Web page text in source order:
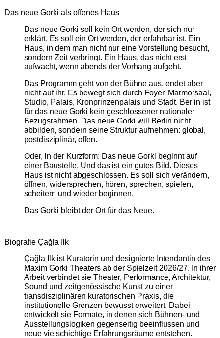
Das neue Gorki als offenes Haus
Das neue Gorki soll kein Ort werden, der sich nur
erklärt. Es soll ein Ort werden, der erfahrbar ist. Ein
Haus, in dem man nicht nur eine Vorstellung besucht,
sondern Zeit verbringt. Ein Haus, das nicht erst
aufwacht, wenn abends der Vorhang aufgeht.
Das Programm geht von der Bühne aus, endet aber
nicht auf ihr. Es bewegt sich durch Foyer, Marmorsaal,
Studio, Palais, Kronprinzenpalais und Stadt. Berlin ist
für das neue Gorki kein geschlossener nationaler
Bezugsrahmen. Das neue Gorki will Berlin nicht
abbilden, sondern seine Struktur aufnehmen: global,
postdisziplinär, offen.
Oder, in der Kurzform: Das neue Gorki beginnt auf
einer Baustelle. Und das ist ein gutes Bild. Dieses
Haus ist nicht abgeschlossen. Es soll sich verändern,
öffnen, widersprechen, hören, sprechen, spielen,
scheitern und wieder beginnen.
Das Gorki bleibt der Ort für das Neue.
Biografie Çağla Ilk
Çağla Ilk ist Kuratorin und designierte Intendantin des
Maxim Gorki Theaters ab der Spielzeit 2026/27. In ihrer
Arbeit verbindet sie Theater, Performance, Architektur,
Sound und zeitgenössische Kunst zu einer
transdisziplinären kuratorischen Praxis, die
institutionelle Grenzen bewusst erweitert. Dabei
entwickelt sie Formate, in denen sich Bühnen- und
Ausstellungslogiken gegenseitig beeinflussen und
neue vielschichtige Erfahrungsräume entstehen.